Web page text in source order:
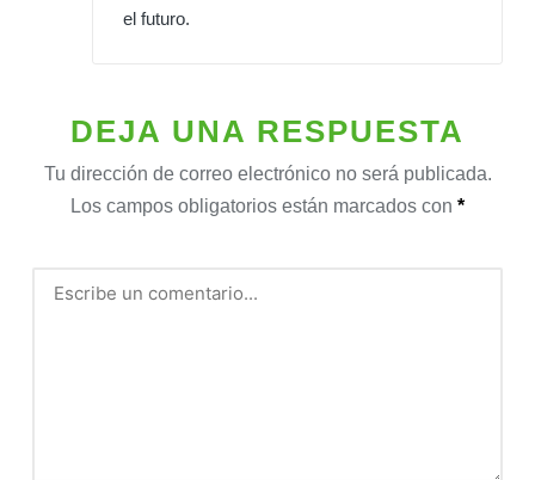
el futuro.
DEJA UNA RESPUESTA
Tu dirección de correo electrónico no será publicada.
Los campos obligatorios están marcados con *